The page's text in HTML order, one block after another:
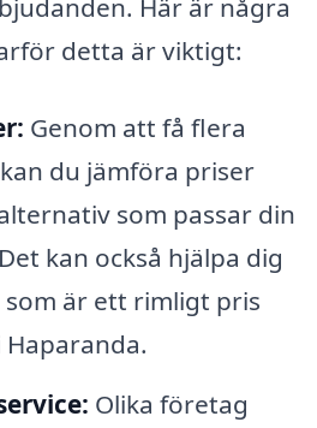
Här är några
detta är viktigt:
Genom att få flera
du jämföra priser
som passar din
kan också hjälpa dig
är ett rimligt pris
Olika företag